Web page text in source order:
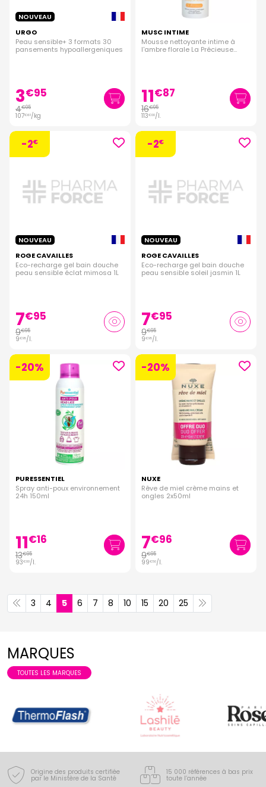
NOUVEAU
URGO
Peau sensible+ 3 formats 30
pansements hypoallergeniques
3€95
4€95
107€61/kg
MUSC INTIME
Mousse nettoyante intime à
l'ambre florale La Précieuse
11€87
16€95
113€00/l.
-2€
NOUVEAU
ROGE CAVAILLES
Eco-recharge gel bain douche
peau sensible éclat mimosa 1L
7€95
9€95
9€95/l.
-2€
NOUVEAU
ROGE CAVAILLES
Eco-recharge gel bain douche
peau sensible soleil jasmin 1L
7€95
9€95
9€95/l.
-20%
PURESSENTIEL
Spray anti-poux environnement
24h 150ml
11€16
13€95
93€00/l.
-20%
NUXE
Rêve de miel crème mains et
ongles 2x50ml
7€96
9€95
99€50/l.
3 4 5 6 7 8 10 15 20 25
MARQUES
TOUTES LES MARQUES
Origine des produits certifiée
par le Ministère de la Santé
15 000 références à bas prix
toute l’année